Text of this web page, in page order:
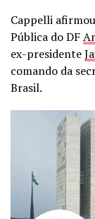
Cappelli
Pública do DF
ex-presidente
comando da
Brasil.